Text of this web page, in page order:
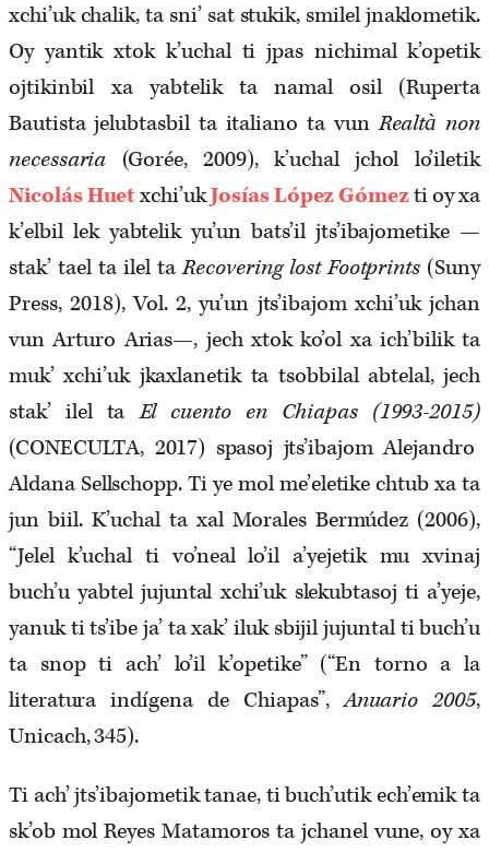
xchi’uk chalik, ta sni’ sat stukik, smilel jnaklometik.
Oy yantik xtok k’uchal ti jpas nichimal k’opetik
ojtikinbil xa yabtelik ta namal osil (Ruperta
Bautista jelubtasbil ta italiano ta vunRealtà non
necessaria (Gorée, 2009), k’uchal jchol lo’iletik
Nicolás Huetxchi’ukJosías López Gómezti oy xa
k’elbil lek yabtelik yu’un bats’il jts’ibajometike —
stak’ tael ta ilel taRecovering lost Footprints (Suny
Press, 2018), Vol. 2, yu’un jts’ibajom xchi’uk jchan
vun Arturo Arias—, jech xtok ko’ol xa ich’bilik ta
muk’ xchi’uk jkaxlanetik ta tsobbilal abtelal, jech
stak’ ilel taEl cuento en Chiapas (1993-2015)
(CONECULTA, 2017) spasoj jts’ibajom Alejandro
Aldana Sellschopp. Ti ye mol me’eletike chtub xa ta
jun biil. K’uchal ta xal Morales Bermúdez (2006),
“Jelel k’uchal ti vo’neal lo’il a’yejetik mu xvinaj
buch’u yabtel jujuntal xchi’uk slekubtasoj ti a’yeje,
yanuk ti ts’ibe ja’ ta xak’ iluk sbijil jujuntal ti buch’u
ta snop ti ach’ lo’il k’opetike” (“En torno a la
literatura indígena de Chiapas”,Anuario 2005,
Unicach, 345).
Ti ach’ jts’ibajometik tanae, ti buch’utik ech’emik ta
sk’ob mol Reyes Matamoros ta jchanel vune, oy xa